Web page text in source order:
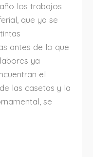
los trabajos
que ya se
antes de lo que
ya
el
las casetas y la
se